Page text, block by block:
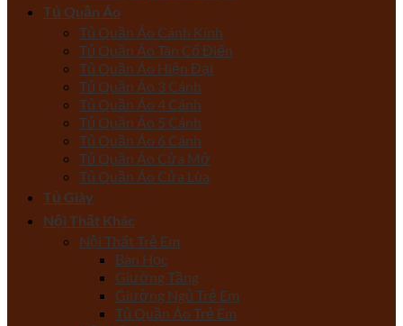
Tủ Quần Áo
Tủ Quần Áo Cánh Kính
Tủ Quần Áo Tân Cổ Điển
Tủ Quần Áo Hiện Đại
Tủ Quần Áo 3 Cánh
Tủ Quần Áo 4 Cánh
Tủ Quần Áo 5 Cánh
Tủ Quần Áo 6 Cánh
Tủ Quần Áo Cửa Mở
Tủ Quần Áo Cửa Lùa
Tủ Giày
Nội Thất Khác
Nội Thất Trẻ Em
Bàn Học
Giường Tầng
Giường Ngủ Trẻ Em
Tủ Quần Áo Trẻ Em